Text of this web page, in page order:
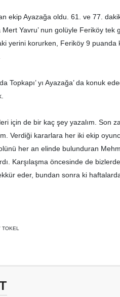
ekip Ayazağa oldu. 61. ve 77.
Yavru’ nun golüyle Feriköy tek
yerini korurken, Feriköy 9 puanda
Topkapı’ yı Ayazağa’ da konuk
için de bir kaç şey yazalım. Son
Verdiği kararlara her iki ekip
her an elinde bulunduran
Karşılaşma öncesinde de
eder, bundan sonra ki